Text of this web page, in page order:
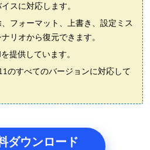
スに対応します。
フォーマット、上書き、設定ミス
リオから復元できます。
提供しています。
のすべてのバージョンに対応して
ダウンロード